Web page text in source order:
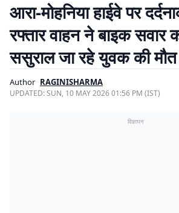
आरा-मोहनिया हाईवे पर
रफ्तार वाहन ने बाइक सवार
ससुराल जा रहे युवक की मौत
Author RAGINISHARMA
UPDATED:SUN, 10 MAY 2026 01:56 PM (IST)
विज्ञापन